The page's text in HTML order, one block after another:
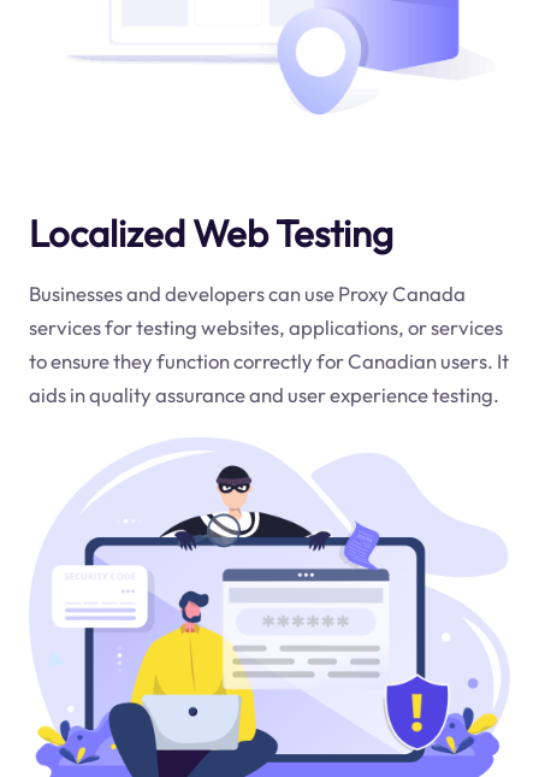
Localized Web Testing
Businesses and developers can use Proxy Canada
services for testing websites, applications, or services
to ensure they function correctly for Canadian users. It
aids in quality assurance and user experience testing.